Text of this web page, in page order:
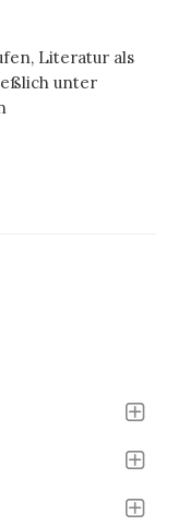
Literatur als
unter